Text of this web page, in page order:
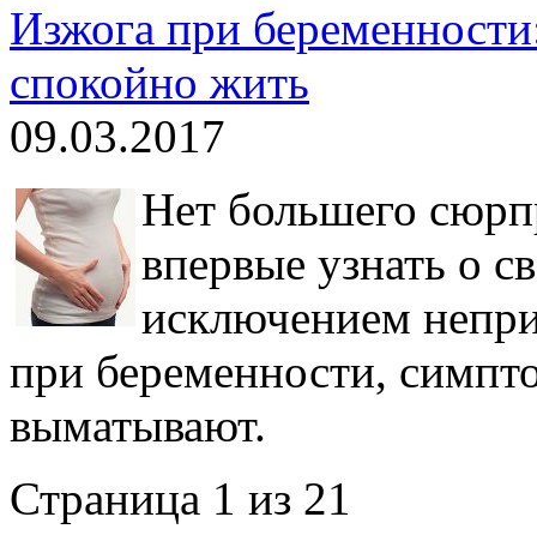
Изжога при
спокойно жить
09.03.2017
Нет большего
впервые узнать о
исключением
при беременности,
выматывают.
Страница 1 из 21